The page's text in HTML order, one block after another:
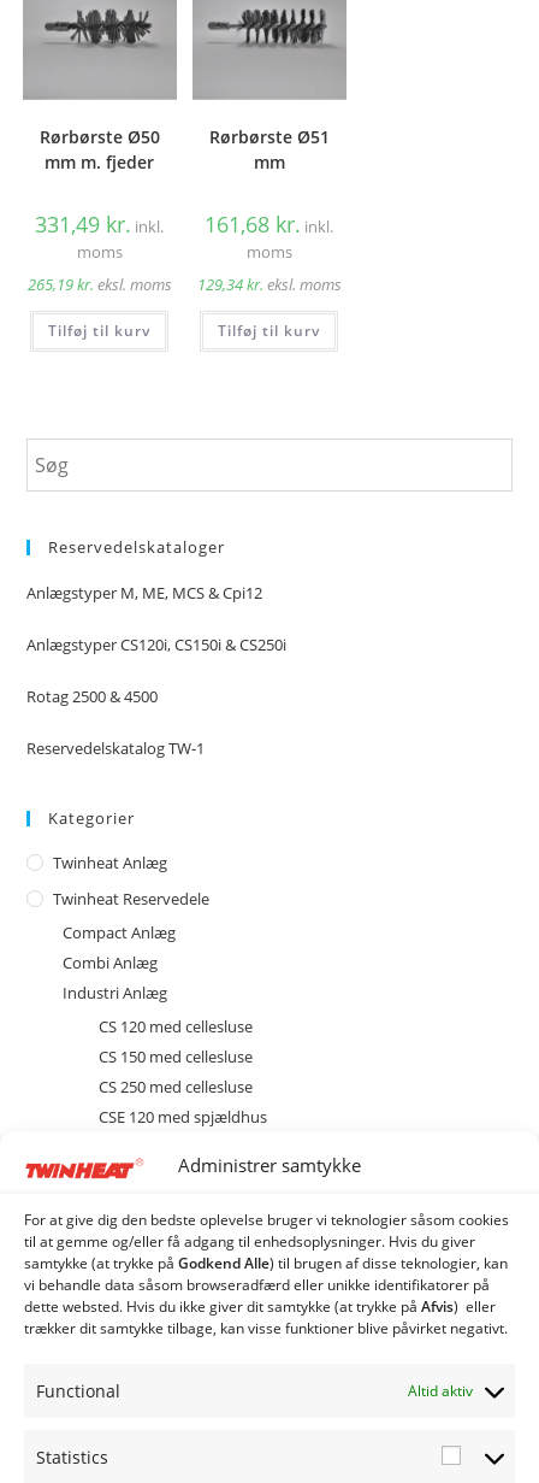
Administrer samtykke
For at give dig den bedste oplevelse bruger vi teknologier såsom cookies
til at gemme og/eller få adgang til enhedsoplysninger. Hvis du giver
samtykke (at trykke på Godkend Alle) til brugen af ​​disse teknologier, kan
vi behandle data såsom browseradfærd eller unikke identifikatorer på
dette websted. Hvis du ikke giver dit samtykke (at trykke på Afvis) eller
trækker dit samtykke tilbage, kan visse funktioner blive påvirket negativt.
Functional Altid aktiv
Statistics
Rørbørste Ø50
mm m. fjeder
331,49 kr. inkl.
moms
265,19kr. eksl. moms
Tilføj til kurv
Rørbørste Ø51
mm
161,68 kr. inkl.
moms
129,34kr. eksl. moms
Tilføj til kurv
Reservedelskataloger
Anlægstyper M, ME, MCS & Cpi12
Anlægstyper CS120i, CS150i & CS250i
Rotag 2500 & 4500
Reservedelskatalog TW-1
Kategorier
Twinheat Anlæg
Twinheat Reservedele
Compact Anlæg
Combi Anlæg
Industri Anlæg
CS 120 med cellesluse
CS 150 med cellesluse
CS 250 med cellesluse
CSE 120 med spjældhus
CSE 250 med spjældhus
Brænder
Diverse
Ekstraudstyr og tilbehør
EL
Kedel